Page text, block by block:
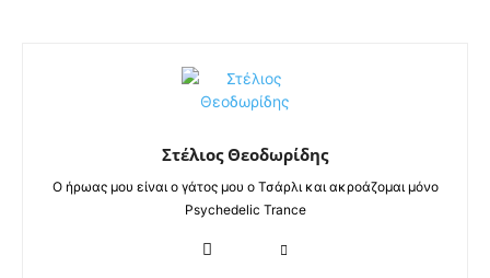
Στέλιος Θεοδωρίδης
Ο ήρωας μου είναι ο γάτος μου ο Τσάρλι και ακροάζομαι μόνο
Psychedelic Trance